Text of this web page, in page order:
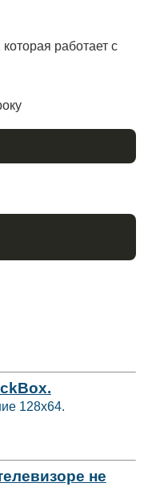
которая работает с
128х64.
не